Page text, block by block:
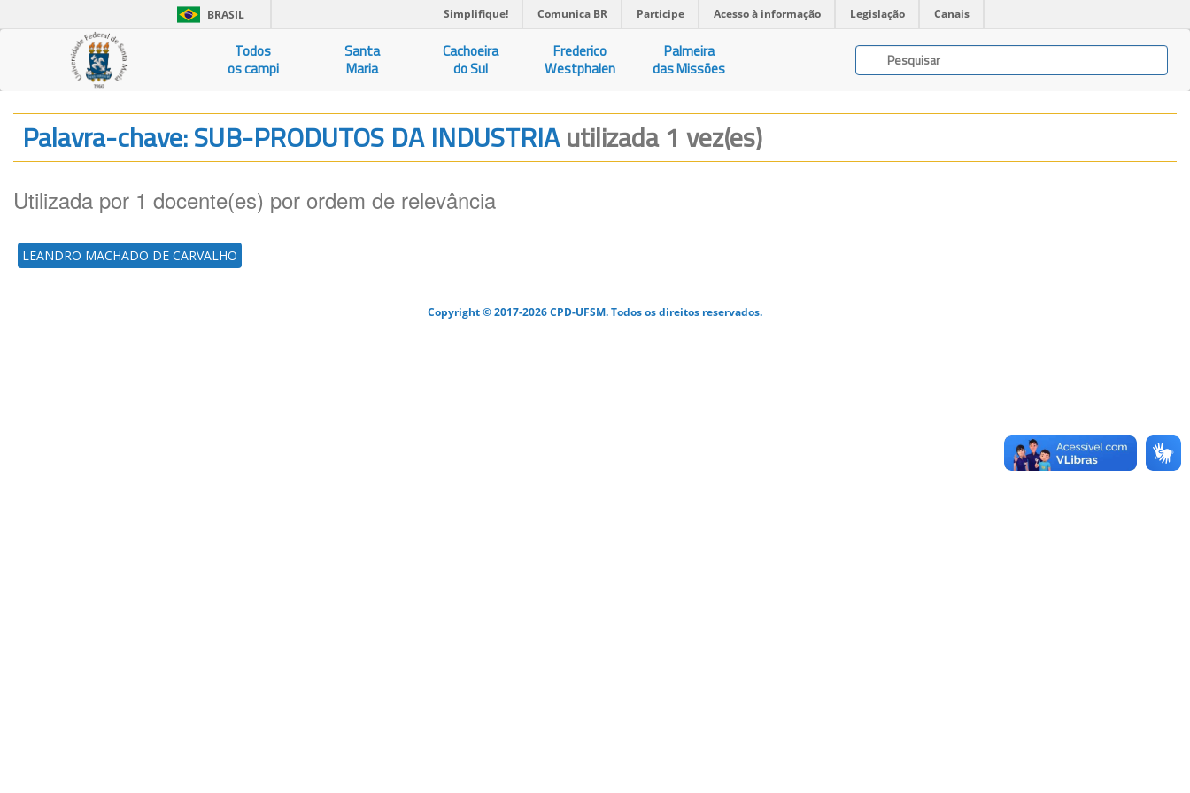
BRASIL Simplifique! Comunica BR Participe Acesso à informação Legislação Canais
Todos
os campi
Santa
Maria
Cachoeira
do Sul
Frederico
Westphalen
Palmeira
das Missões
Palavra-chave: SUB-PRODUTOS DA INDUSTRIAutilizada 1 vez(es)
Utilizada por 1 docente(es) por ordem de relevância
LEANDRO MACHADO DE CARVALHO
Copyright © 2017-2026 CPD-UFSM. Todos os direitos reservados.